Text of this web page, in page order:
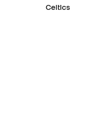
Celtics